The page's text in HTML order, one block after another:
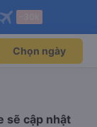
Mở app
Mở app
Chọn ngày
sẽ cập nhật